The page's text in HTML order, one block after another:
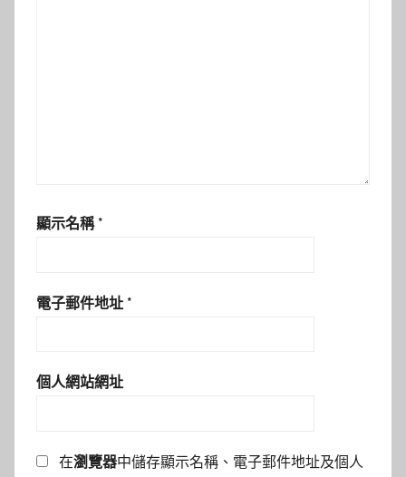
顯示名稱 *
電子郵件地址 *
個人網站網址
在瀏覽器中儲存顯示名稱、電子郵件地址及個人